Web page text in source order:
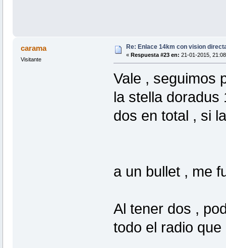
carama
Visitante
Re: Enlace 14km con vision
« Respuesta #23 en: 21-01-2015,
Vale , seguimos
la stella
dos en total , si
a un bullet , me
Al tener dos ,
todo el radio que